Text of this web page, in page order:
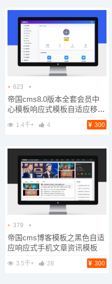
623
帝国cms8.0版本全套会员中
心模板响应式模板自适应移动
1.4千+ 4 300
379
帝国cms博客模板之黑色自适
应响应式手机文章资讯模板
3.5千+ 28 300